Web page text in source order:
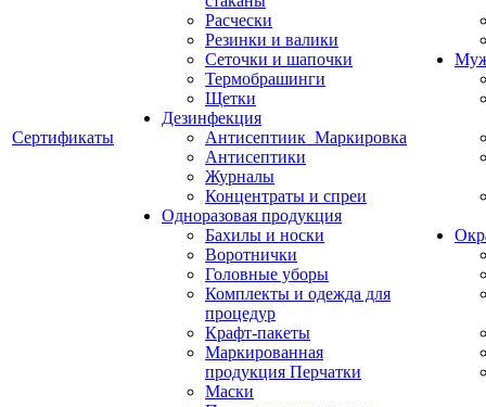
Сертификаты
Расчески
Резинки и валики
Сеточки и шапочки
Термобрашинги
Щетки
Дезинфекция
Антисептиик_Маркировка
Антисептики
Журналы
Концентраты и спреи
Одноразовая продукция
Бахилы и носки
Воротнички
Головные уборы
Комплекты и одежда для
процедур
Крафт-пакеты
Маркированная
продукция Перчатки
Маски